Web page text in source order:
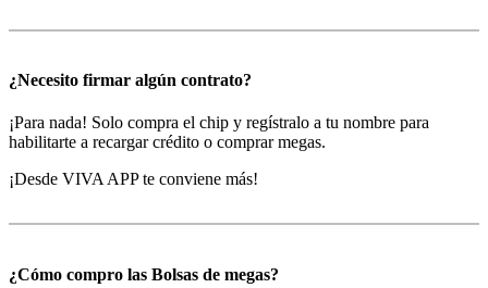
¿Necesito firmar algún contrato?
¡Para nada! Solo compra el chip y regístralo a tu nombre para
habilitarte a recargar crédito o comprar megas.
¡Desde VIVA APP te conviene más!
¿Cómo compro las Bolsas de megas?